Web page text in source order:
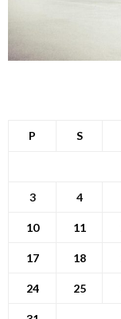
P S
3 4
10 11
17 18
24 25